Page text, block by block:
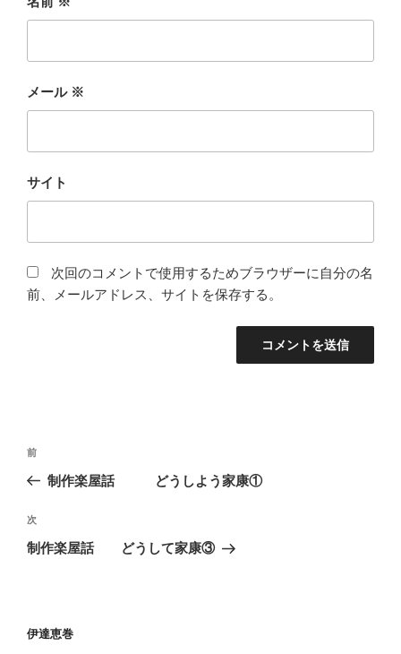
メール ※
サイト
次回のコメントで使用するためブラウザーに自分の名
前、メールアドレス、サイトを保存する。
投
ナ
ビ
ゲ
ン
前
の
稿
前
制作楽屋話 どうしよう家康①
次
の
次
制作楽屋話 どうして家康③
伊達恵巻